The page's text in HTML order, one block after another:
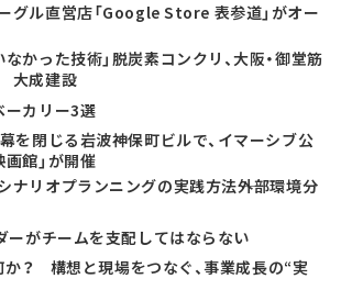
グル直営店「Google Store 表参道」がオー
なかった技術」脱炭素コンクリ、大阪・御堂筋
大成建設
ーカリー3選
を閉じる岩波神保町ビルで、イマーシブ公
画館」が開催
ナリオプランニングの実践方法――外部環境分
ーがチームを支配してはならない
？ 構想と現場をつなぐ、事業成長の“実